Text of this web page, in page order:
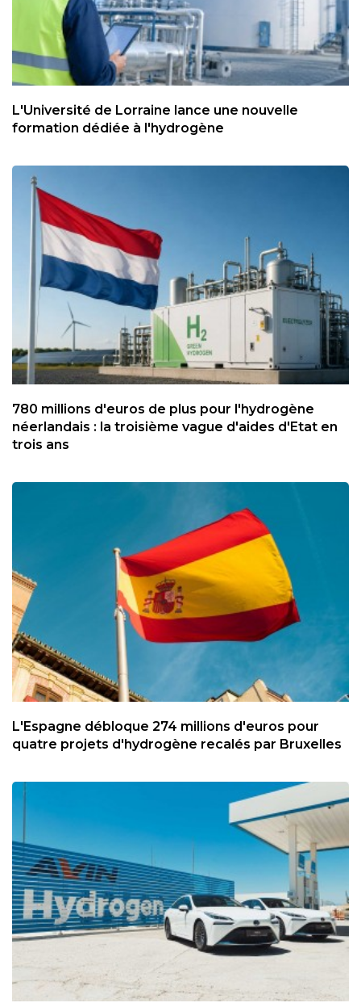
L'Université de Lorraine lance une nouvelle
formation dédiée à l'hydrogène
780 millions d'euros de plus pour l'hydrogène
néerlandais : la troisième vague d'aides d'Etat en
trois ans
L'Espagne débloque 274 millions d'euros pour
quatre projets d'hydrogène recalés par Bruxelles